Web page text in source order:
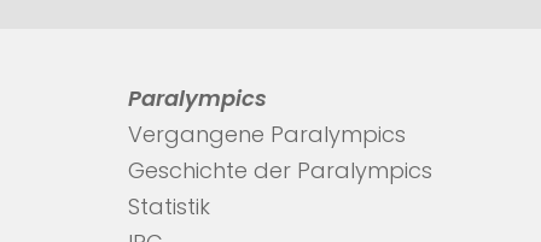
Paralympics
Vergangene Paralympics
Geschichte der Paralympics
Statistik